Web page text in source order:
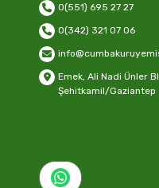
0(551) 695 27 27
0(342) 321 07 06
Emek, Ali Nadi Ünler
Şehitkamil/Gaziantep